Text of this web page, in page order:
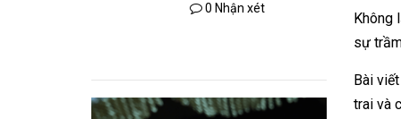
Không
sự
Bài
trai và
0 Nhận xét